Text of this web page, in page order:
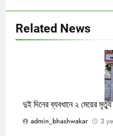
Related News
দুই দিনের ব্যবধানে ২ মেয়ের
admin_bhashwakar
2